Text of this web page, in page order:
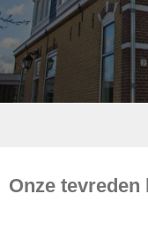
Onze tevreden